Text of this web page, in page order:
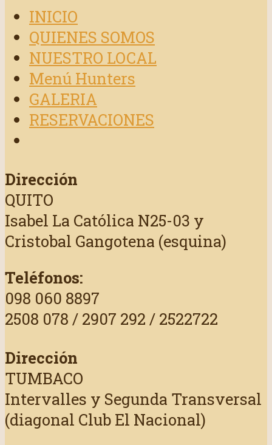
INICIO
QUIENES SOMOS
NUESTRO LOCAL
Menú Hunters
GALERIA
RESERVACIONES
Dirección
QUITO
Isabel La Católica N25-03 y
Cristobal Gangotena (esquina)
Teléfonos:
098 060 8897
2508 078 / 2907 292 / 2522722
Dirección
TUMBACO
Intervalles y Segunda Transversal
(diagonal Club El Nacional)